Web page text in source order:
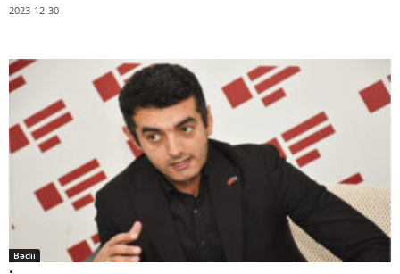
2023-12-30
Bədii